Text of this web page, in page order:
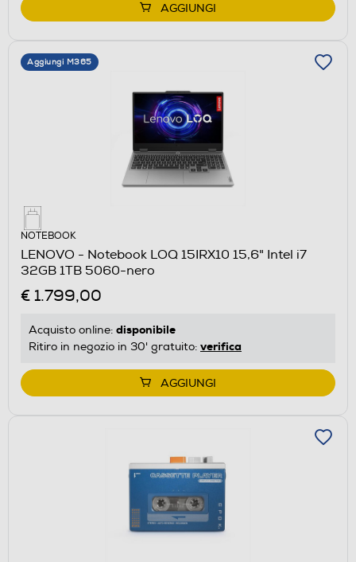
AGGIUNGI
Aggiungi M365
NOTEBOOK
LENOVO - Notebook LOQ 15IRX10 15,6" Intel i7
32GB 1TB 5060-nero
€ 1.799,00
Acquisto online: disponibile
Ritiro in negozio in 30' gratuito: verifica
AGGIUNGI